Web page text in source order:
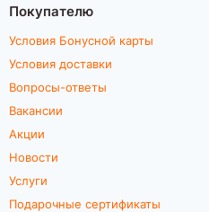
Покупателю
Условия Бонусной карты
Условия доставки
Вопросы-ответы
Вакансии
Акции
Новости
Услуги
Подарочные сертификаты